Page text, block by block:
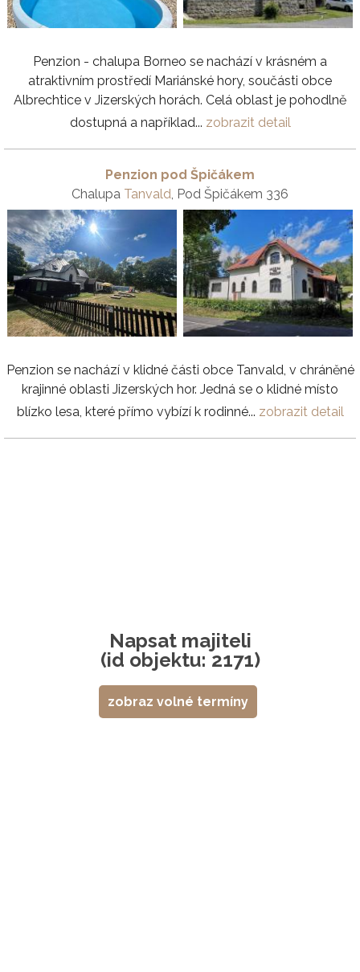
Penzion - chalupa Borneo se nachází v krásném a
atraktivním prostředí Mariánské hory, součásti obce
Albrechtice v Jizerských horách. Celá oblast je pohodlně
dostupná a například... zobrazit detail
Penzion pod Špičákem
Chalupa Tanvald, Pod Špičákem 336
Penzion se nachází v klidné části obce Tanvald, v chráněné
krajinné oblasti Jizerských hor. Jedná se o klidné místo
blízko lesa, které přímo vybízí k rodinné... zobrazit detail
Napsat majiteli
(id objektu: 2171)
zobraz volné termíny